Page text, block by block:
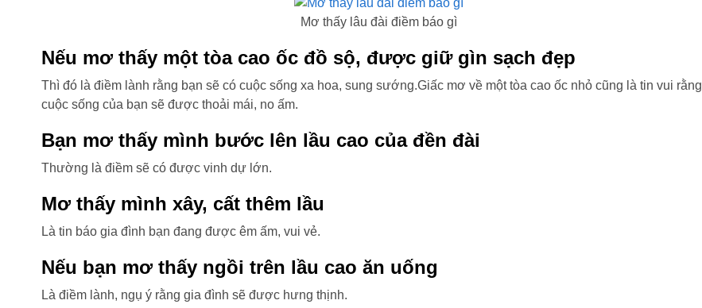
Mơ thấy lâu đài điềm báo gì
Nếu mơ thấy một tòa cao ốc đồ sộ, được giữ gìn sạch đẹp
Thì đó là điềm lành rằng bạn sẽ có cuộc sống xa hoa, sung sướng.Giấc mơ về một tòa cao ốc nhỏ cũng là tin vui rằng
cuộc sống của bạn sẽ được thoải mái, no ấm.
Bạn mơ thấy mình bước lên lầu cao của đền đài
Thường là điềm sẽ có được vinh dự lớn.
Mơ thấy mình xây, cất thêm lầu
Là tin báo gia đình bạn đang được êm ấm, vui vẻ.
Nếu bạn mơ thấy ngồi trên lầu cao ăn uống
Là điềm lành, ngụ ý rằng gia đình sẽ được hưng thịnh.